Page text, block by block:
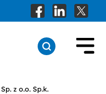
z o.o. Sp.k.